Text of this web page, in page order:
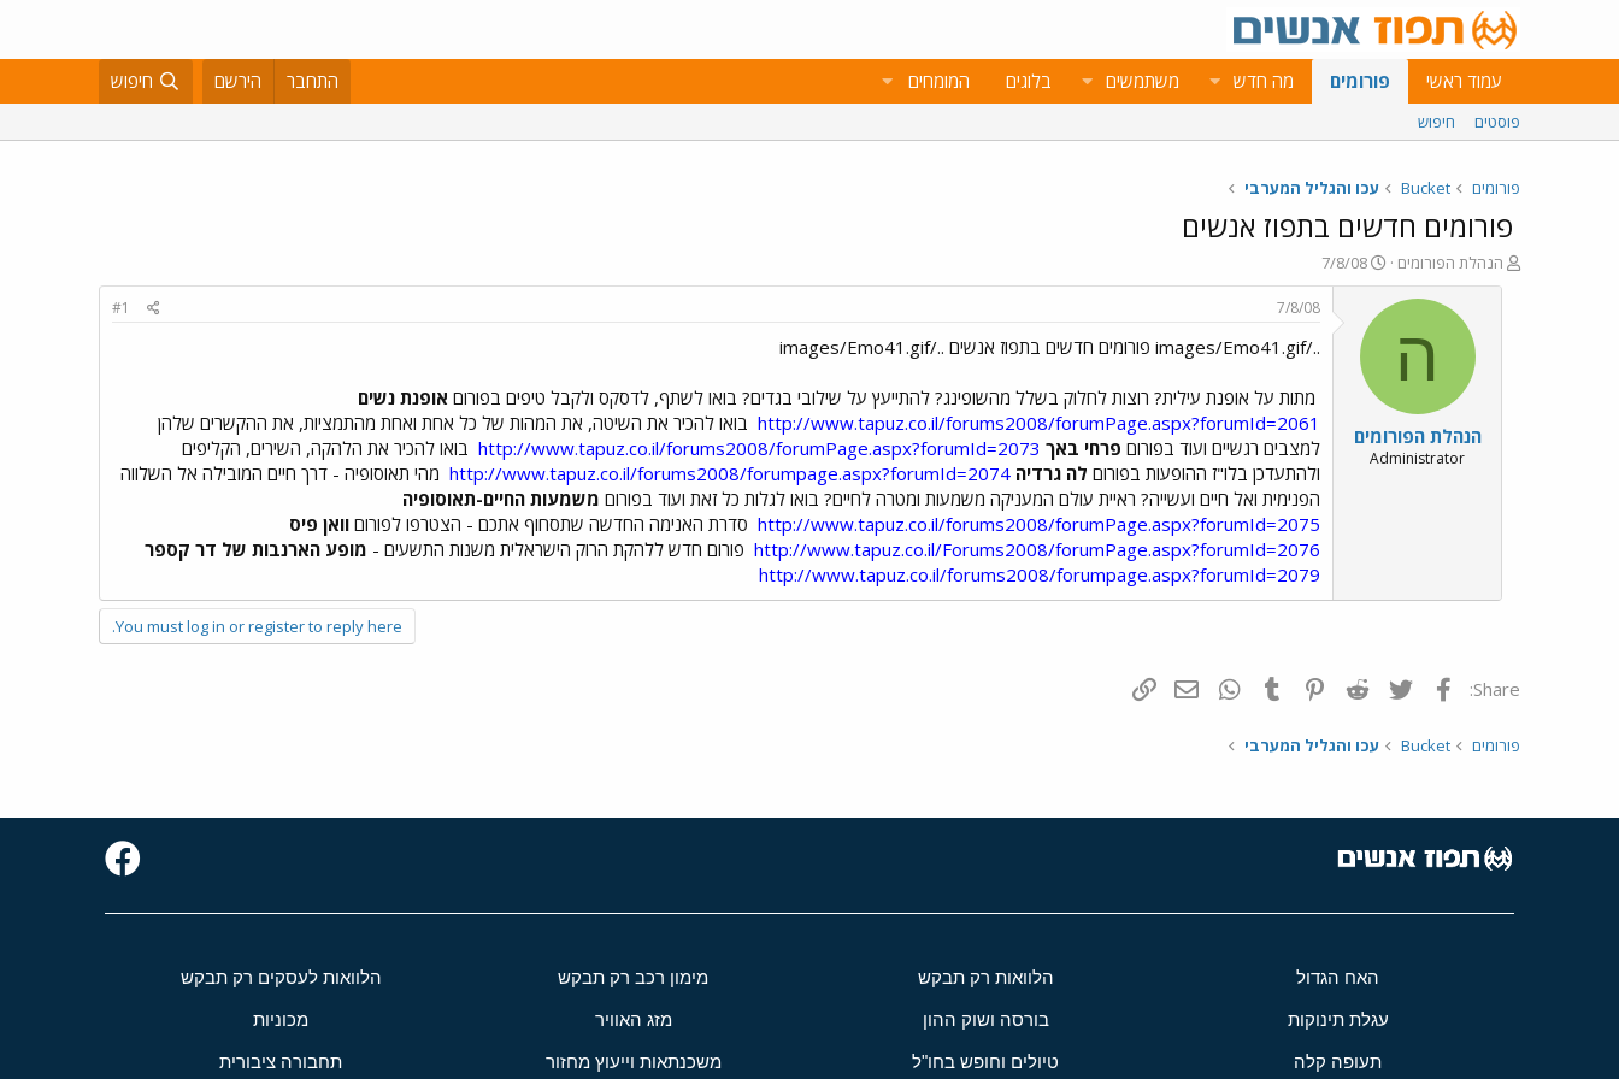
עמוד ראשי פורומים מה חדש משתמשים בלוגים המומחים התחבר הירשם חיפוש
פוסטים חיפוש
פורומים Bucket עכו והגליל המערבי
פורומים חדשים בתפוז אנשים
פ
ו
הנהלת הפורומים
פ
ו
ס
ם
ב
ת
ר
7/8/08
ה
הנהלת הפורומים
Administrator
7/8/08
#1
../images/Emo41.gif פורומים חדשים בתפוז אנשים ../images/Emo41.gif
מתות על אופנת עילית? רוצות לחלוק בשלל מהשופינג? להתייעץ על שילובי בגדים? בואו לשתף, לדסקס ולקבל טיפים בפורום אופנת נשים
http://www.tapuz.co.il/forums2008/forumPage.aspx?forumId=2061 בואו להכיר את השיטה, את המהות של כל אחת ואחת מהתמציות, את ההקשרים שלהן
למצבים רגשיים ועוד בפורום פרחי באך http://www.tapuz.co.il/forums2008/forumPage.aspx?forumId=2073 בואו להכיר את הלהקה, השירים, הקליפים
ולהתעדכן בלו"ז ההופעות בפורום לה גרדיה http://www.tapuz.co.il/forums2008/forumpage.aspx?forumId=2074 מהי תאוסופיה - דרך חיים המובילה אל השלווה
הפנימית ואל חיים ועשייה? ראיית עולם המעניקה משמעות ומטרה לחיים? בואו לגלות כל זאת ועוד בפורום משמעות החיים-תאוסופיה
http://www.tapuz.co.il/forums2008/forumPage.aspx?forumId=2075 סדרת האנימה החדשה שתסחוף אתכם - הצטרפו לפורום וואן פיס
http://www.tapuz.co.il/Forums2008/forumPage.aspx?forumId=2076 פורום חדש ללהקת הרוק הישראלית משנות התשעים - מופע הארנבות של דר קספר
http://www.tapuz.co.il/forums2008/forumpage.aspx?forumId=2079
You must log in or register to reply here.
Share: פייסבוק Twitter
Reddit
Pinterest
Tumblr
WhatsAppדואר אלקטרוני
פורומים Bucket עכו והגליל המערבי
האח הגדול הלוואות רק תבקש מימון רכב רק תבקש הלוואות לעסקים רק תבקש
עגלת תינוקות בורסה ושוק ההון מזג האוויר מכוניות
תעופה קלה טיולים וחופש בחו"ל משכנתאות וייעוץ מחזור תחבורה ציבורית